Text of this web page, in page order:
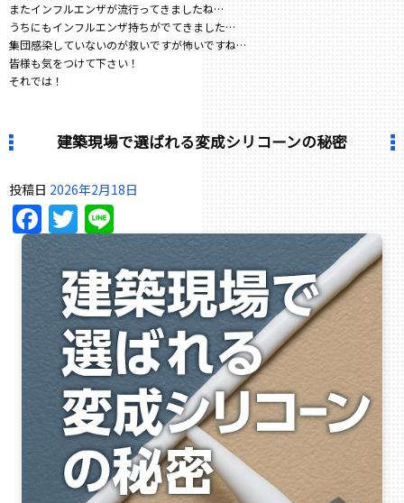
またインフルエンザが流行ってきましたね…
うちにもインフルエンザ持ちがでてきました…
集団感染していないのが救いですが怖いですね…
皆様も気をつけて下さい！
それでは！
建築現場で選ばれる変成シリコーンの秘密
投稿日 2026年2月18日
Facebook
Twitter